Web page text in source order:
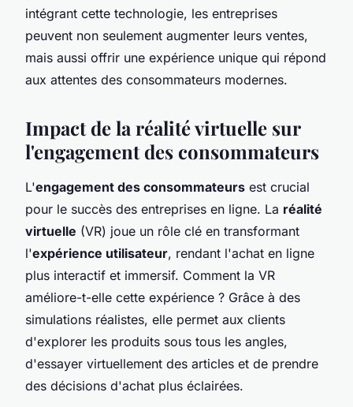
intégrant cette technologie, les entreprises
peuvent non seulement augmenter leurs ventes,
mais aussi offrir une expérience unique qui répond
aux attentes des consommateurs modernes.
Impact de la réalité virtuelle sur
l'engagement des consommateurs
L'engagement des consommateurs est crucial
pour le succès des entreprises en ligne. La réalité
virtuelle (VR) joue un rôle clé en transformant
l'expérience utilisateur, rendant l'achat en ligne
plus interactif et immersif. Comment la VR
améliore-t-elle cette expérience ? Grâce à des
simulations réalistes, elle permet aux clients
d'explorer les produits sous tous les angles,
d'essayer virtuellement des articles et de prendre
des décisions d'achat plus éclairées.